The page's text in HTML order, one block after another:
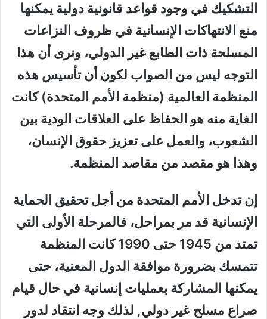
التشكيك في وجود قواعد قانونية دولية يمكنها
منع الانتهاكات الإنسانية في ظروف النزاعات
المسلحة ذات الطابع غير الدولي، ونرى أن هذا
التوجه ليس من الصواب لكون أن تأسيس هذه
المنظمة العالمية (منظمة الأمم المتحدة) كانت
الغاية منه هو الحفاظ على العلاقات الودية بين
الشعوب، والعمل على تعزيز حقوق الإنسان،
وهذا هو مقصد من مقاصد المنظمة.
إن تدخل الأمم المتحدة من أجل تحقيق الحماية
الإنسانية قد مر بمراحل، فالمرحلة الأولى التي
تمتد من 1945 حتى 1990 كانت المنظمة
تتمسك بضرورة موافقة الدول المعنية، حتى
يمكنها المشاركة بعمليات إنسانية في حال قيام
صراع مسلح غير دولي, لذلك وجه انتقاد لدور